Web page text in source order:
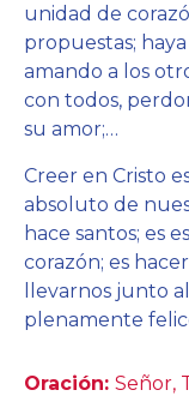
unidad de
propuestas;
amando a los
con todos,
su amor;…
Creer en Cristo
absoluto de
hace santos; es
corazón; es
llevarnos junto
plenamente
Oración: Señor,